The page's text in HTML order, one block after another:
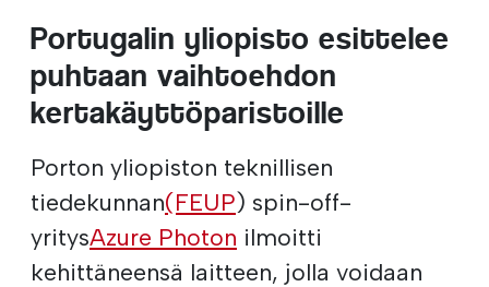
Portugalin yliopisto esittelee
puhtaan vaihtoehdon
kertakäyttöparistoille
Porton yliopiston teknillisen
tiedekunnan(FEUP) spin-off-
yritysAzure Photon ilmoitti
kehittäneensä laitteen, jolla voidaan